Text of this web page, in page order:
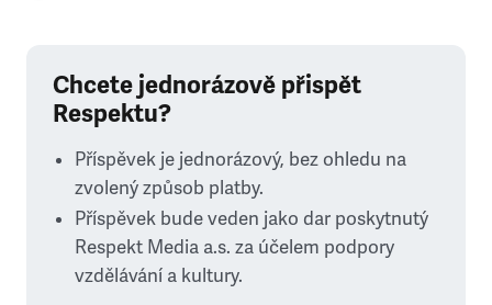
Chcete jednorázově přispět
Respektu?
Příspěvek je jednorázový, bez ohledu na
zvolený způsob platby.
Příspěvek bude veden jako dar poskytnutý
Respekt Media a.s. za účelem podpory
vzdělávání a kultury.